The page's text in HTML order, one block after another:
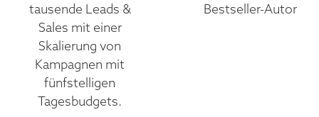
tausende Leads &
Sales mit einer
Skalierung von
Kampagnen mit
fünfstelligen
Tagesbudgets.
Bestseller-Autor